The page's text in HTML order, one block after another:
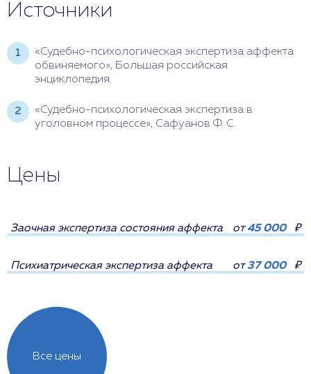
Источники
«Судебно-психологическая экспертиза аффекта
обвиняемого», Большая российская
энциклопедия.
«Судебно-психологическая экспертиза в
уголовном процессе», Сафуанов Ф. С.
Цены
Все цены
Заочная экспертиза состояния аффекта от45 000 ₽
Психиатрическая экспертиза аффекта от37 000 ₽